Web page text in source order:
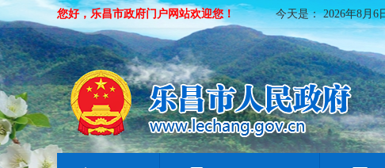
您好，乐昌市政府门户网站欢迎您！ 今天是：2026年8月6